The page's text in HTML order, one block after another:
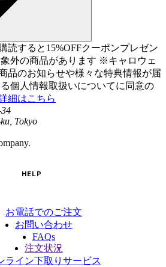
読すると15%OFFクーポンプレゼン
外の商品があります ※キャロウェ
品のお知らせや様々な特典情報が届
個人情報取扱いについてに同意の
細はこちら
Tokyo
HELP
お電話でのご注文
お問い合わせ
FAQs
注文状況
ライン下取りサービス